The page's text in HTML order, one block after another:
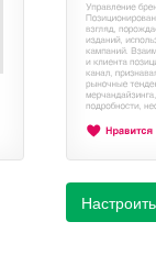
Настроить